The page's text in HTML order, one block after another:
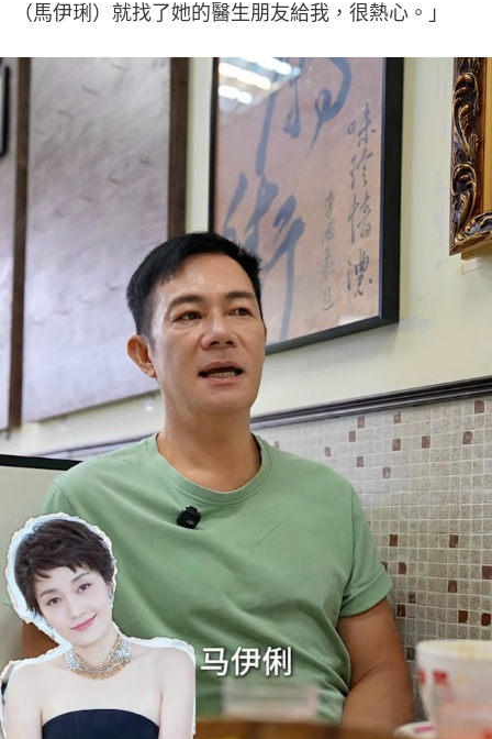
（馬伊琍）就找了她的醫生朋友給我，很熱心。」